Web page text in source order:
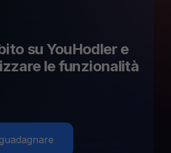
su YouHodler e
le funzionalità